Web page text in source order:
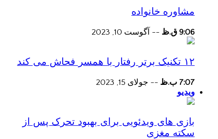
مشاوره خانواده
9:06 ق.ظ -- آگوست 10, 2023
۱۲ تکنیک برتر رفتار با همسر فحاش می کند
7:07 ب.ظ -- جولای 15, 2023
ویدیو
بازی های ویدئویی برای بهبود تحرک پس از
سکته مغزی